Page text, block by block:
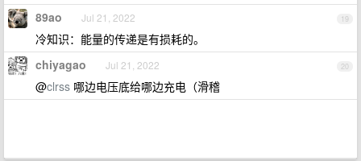
19
89ao Jul 21, 2022
冷知识：能量的传递是有损耗的。
20
chiyagao Jul 21, 2022
@clrss 哪边电压底给哪边充电（滑稽